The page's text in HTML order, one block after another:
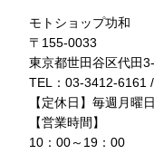
モトショップ功和
〒155-0033
東京都世田谷区代田
TEL：03-3412-6161
【定休日】毎週月曜
【営業時間】
10：00～19：00